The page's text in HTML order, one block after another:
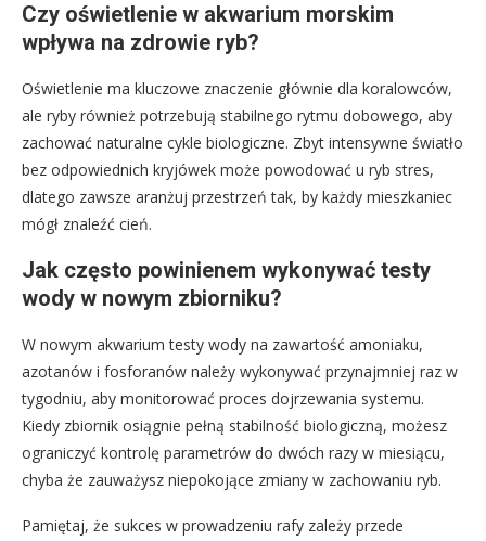
Czy oświetlenie w akwarium morskim
wpływa na zdrowie ryb?
Oświetlenie ma kluczowe znaczenie głównie dla koralowców,
ale ryby również potrzebują stabilnego rytmu dobowego, aby
zachować naturalne cykle biologiczne. Zbyt intensywne światło
bez odpowiednich kryjówek może powodować u ryb stres,
dlatego zawsze aranżuj przestrzeń tak, by każdy mieszkaniec
mógł znaleźć cień.
Jak często powinienem wykonywać testy
wody w nowym zbiorniku?
W nowym akwarium testy wody na zawartość amoniaku,
azotanów i fosforanów należy wykonywać przynajmniej raz w
tygodniu, aby monitorować proces dojrzewania systemu.
Kiedy zbiornik osiągnie pełną stabilność biologiczną, możesz
ograniczyć kontrolę parametrów do dwóch razy w miesiącu,
chyba że zauważysz niepokojące zmiany w zachowaniu ryb.
Pamiętaj, że sukces w prowadzeniu rafy zależy przede